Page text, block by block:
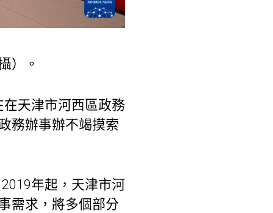
）。
天津市河西區政務
務辦事辦不竭摸索
年起，天津市河
需求，將多個部分